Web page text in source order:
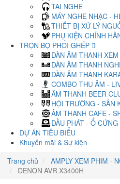
TAI NGHE
MÁY NGHE NHẠC -
THIẾT BỊ XỬ LÝ
PHỤ KIỆN CHÍNH
TRỌN BỘ PHỐI GHÉP
DÀN ÂM THANH
DÀN ÂM THANH
DÀN ÂM THANH
COMBO THU ÂM -
ÂM THANH BEER
HỘI TRƯỜNG - SÂN
ÂM THANH CAFE -
ĐẦU PHÁT - Ổ CỨNG
DỰ ÁN TIÊU BIỂU
Khuyến mãi & Sự kiện
Trang chủ
AMPLY XEM PHIM -
DENON AVR X3400H